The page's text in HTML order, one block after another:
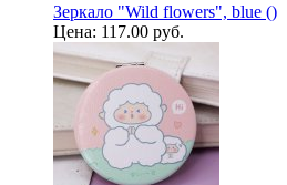
Зеркало "Wild flowers", blue ()
Цена: 117.00 руб.